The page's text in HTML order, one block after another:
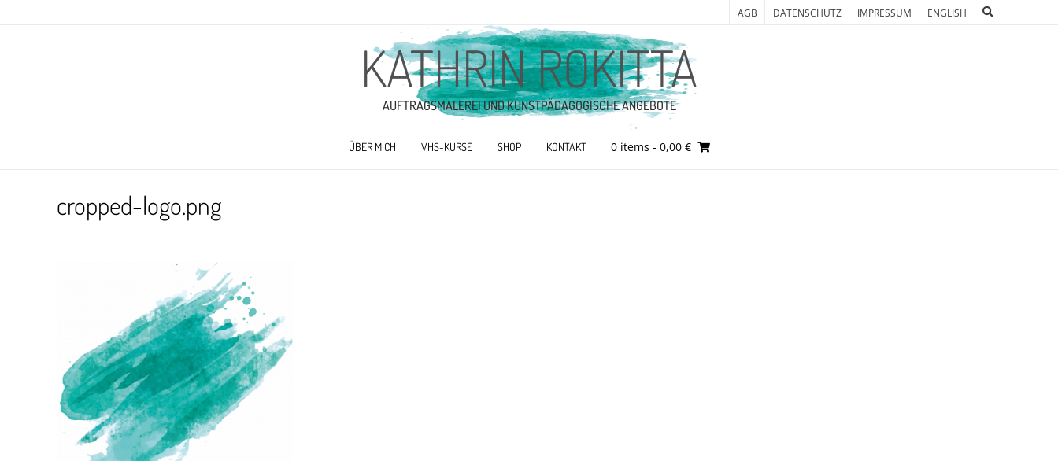
AGB DATENSCHUTZ IMPRESSUM ENGLISH
KATHRIN ROKITTA
AUFTRAGSMALEREI UND KUNSTPÄDAGOGISCHE ANGEBOTE
ÜBER MICH VHS-KURSE SHOP KONTAKT 0 items - 0,00 €
cropped-logo.png